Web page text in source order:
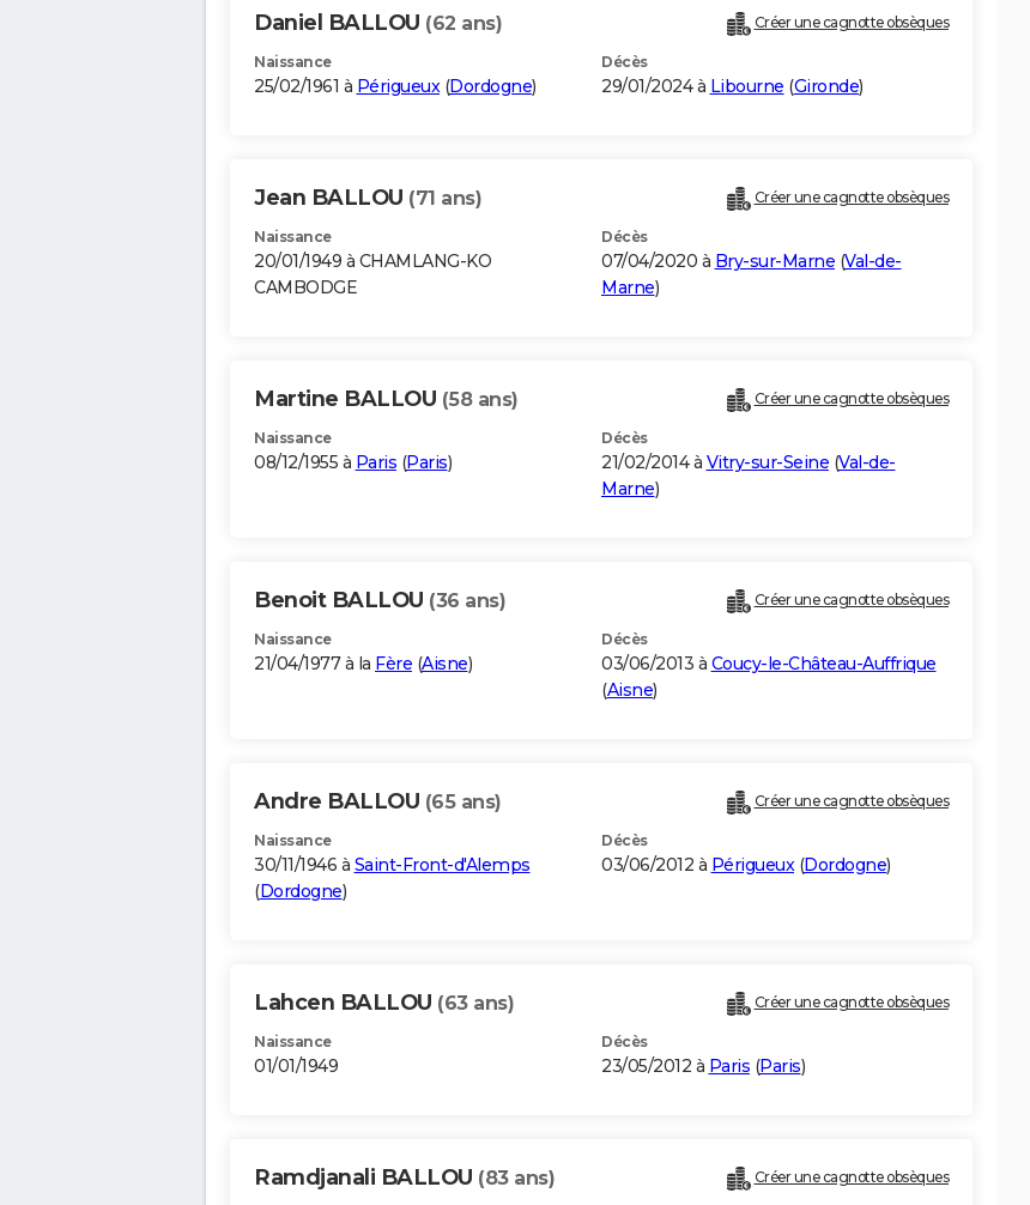
Daniel BALLOU (62 ans) Créer une cagnotte obsèques
Naissance
25/02/1961 à Périgueux(Dordogne)
Décès
29/01/2024 à Libourne (Gironde)
Jean BALLOU (71 ans) Créer une cagnotte obsèques
Naissance
20/01/1949 à CHAMLANG-KO
CAMBODGE
Décès
07/04/2020 à Bry-sur-Marne (Val-de-
Marne)
Martine BALLOU (58 ans) Créer une cagnotte obsèques
Naissance
08/12/1955 à Paris (Paris)
Décès
21/02/2014 à Vitry-sur-Seine (Val-de-
Marne)
Benoit BALLOU (36 ans) Créer une cagnotte obsèques
Naissance
21/04/1977 à la Fère (Aisne)
Décès
03/06/2013 à Coucy-le-Château-Auffrique
(Aisne)
Andre BALLOU (65 ans) Créer une cagnotte obsèques
Naissance
30/11/1946 à Saint-Front-d'Alemps
(Dordogne)
Décès
03/06/2012 à Périgueux(Dordogne)
Lahcen BALLOU (63 ans) Créer une cagnotte obsèques
Naissance
01/01/1949
Décès
23/05/2012 à Paris (Paris)
Ramdjanali BALLOU (83 ans) Créer une cagnotte obsèques